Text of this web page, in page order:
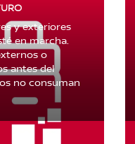
y exteriores
en marcha.
o
antes del
no consuman